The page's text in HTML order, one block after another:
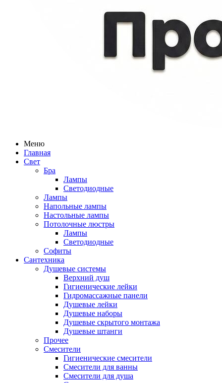
Меню
Главная
Свет
Бра
Лампы
Светодиодные
Лампы
Напольные лампы
Настольные лампы
Потолочные люстры
Лампы
Светодиодные
Софиты
Сантехника
Душевые системы
Верхний душ
Гигиенические лейки
Гидромассажные панели
Душевые лейки
Душевые наборы
Душевые скрытого монтажа
Душевые штанги
Прочее
Смесители
Гигиенические смесители
Смесители для ванны
Смесители для душа